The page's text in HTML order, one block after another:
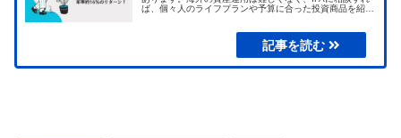
ば、個々人のライフプランや予算に合った投資商品を紹介